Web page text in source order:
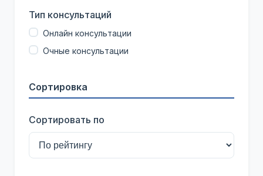
Тип консультаций
Онлайн консультации
Очные консультации
Сортировка
Сортировать по